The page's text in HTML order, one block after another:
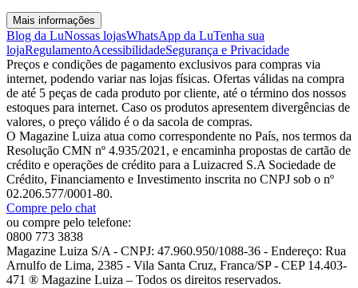
Mais informações
Blog da LuNossas lojasWhatsApp da LuTenha sua
lojaRegulamentoAcessibilidadeSegurança e Privacidade
Preços e condições de pagamento exclusivos para compras via
internet, podendo variar nas lojas físicas. Ofertas válidas na compra
de até 5 peças de cada produto por cliente, até o término dos nossos
estoques para internet. Caso os produtos apresentem divergências de
valores, o preço válido é o da sacola de compras.
O Magazine Luiza atua como correspondente no País, nos termos da
Resolução CMN nº 4.935/2021, e encaminha propostas de cartão de
crédito e operações de crédito para a Luizacred S.A Sociedade de
Crédito, Financiamento e Investimento inscrita no CNPJ sob o nº
02.206.577/0001-80.
Compre pelo chat
ou compre pelo telefone:
0800 773 3838
Magazine Luiza S/A - CNPJ: 47.960.950/1088-36 - Endereço: Rua
Arnulfo de Lima, 2385 - Vila Santa Cruz, Franca/SP - CEP 14.403-
471 ® Magazine Luiza – Todos os direitos reservados.